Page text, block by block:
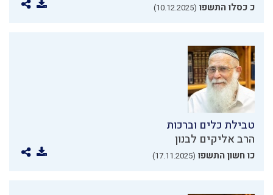
כ כסלו התשפו (10.12.2025)
טבילת כלים וברכות
הרב אליקים לבנון
כו חשון התשפו (17.11.2025)